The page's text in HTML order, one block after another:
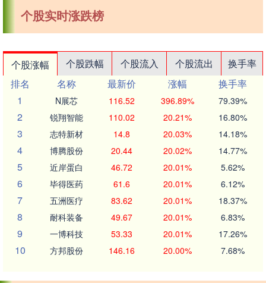
个股实时涨跌榜
个股涨幅 个股跌幅 个股流入 个股流出
换手率
排名
名称 最新价 涨幅
换手率
1
N展芯 116.52 396.89% 79.39%
2 锐翔智能 110.02 20.21% 16.80%
3 志特新材 14.8 20.03% 14.18%
4 博腾股份 20.44 20.02% 14.77%
5 近岸蛋白 46.72 20.01% 5.62%
6 毕得医药 61.6 20.01% 6.12%
7 五洲医疗 83.62 20.01% 18.37%
8 耐科装备 49.67 20.01% 6.83%
9 一博科技 53.33 20.01% 17.26%
10 方邦股份 146.16 20.00% 7.68%